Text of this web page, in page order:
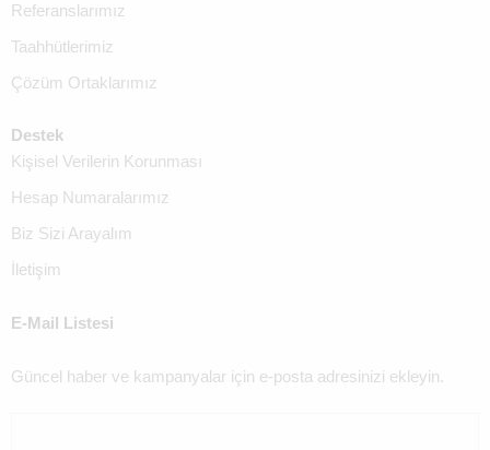
Referanslarımız
Taahhütlerimiz
Çözüm Ortaklarımız
Destek
Kişisel Verilerin Korunması
Hesap Numaralarımız
Biz Sizi Arayalım
İletişim
E-Mail Listesi
Güncel haber ve kampanyalar için e-posta adresinizi ekleyin.